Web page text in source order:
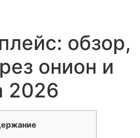
обзор,
онион и
2026